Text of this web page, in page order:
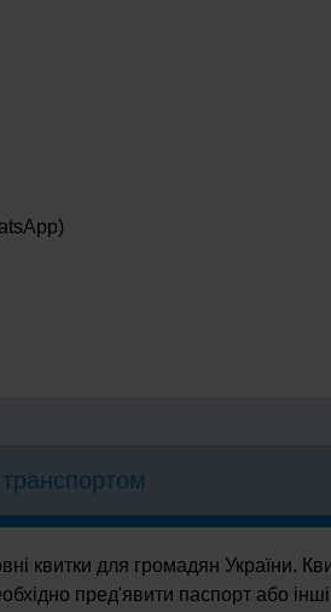
квитки для громадян України.
пред'явити паспорт або